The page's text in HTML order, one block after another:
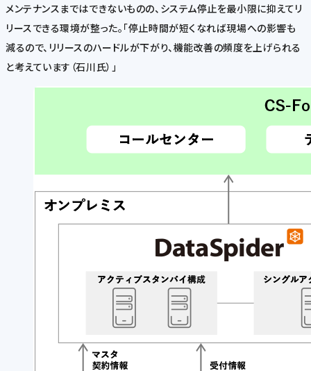
メンテナンスまではできないものの、システム停止を最小限に抑えてリ
リースできる環境が整った。「停止時間が短くなれば現場への影響も
減るので、リリースのハードルが下がり、機能改善の頻度を上げられる
と考えています（石川氏）」